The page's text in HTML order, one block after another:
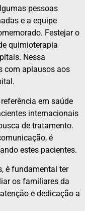
pessoas
e a equipe
Festejar o
quimioterapia
Nessa
com aplausos aos
em saúde
internacionais
de tratamento.
é
estes pacientes.
é fundamental ter
os familiares da
e dedicação a